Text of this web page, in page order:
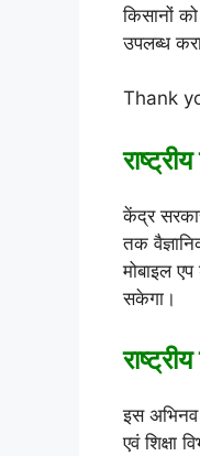
किसानों
उपलब्ध
Thank
केंद्र
तक
मोबाइल
सकेगा।
इस अभिनव
एवं शिक्षा